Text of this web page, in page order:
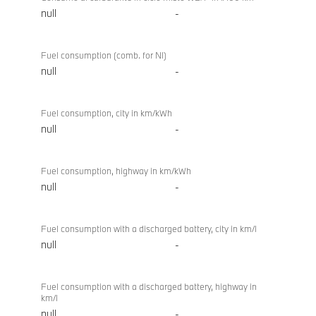
null -
Fuel consumption (comb. for NI)
null -
Fuel consumption, city in km/kWh
null -
Fuel consumption, highway in km/kWh
null -
Fuel consumption with a discharged battery, city in km/l
null -
Fuel consumption with a discharged battery, highway in
km/l